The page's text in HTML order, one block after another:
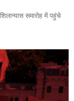
समारोह में पहुंचे